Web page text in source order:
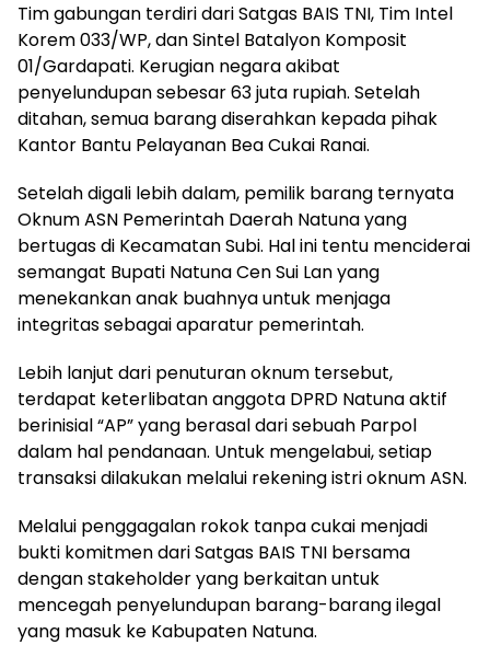
Tim gabungan terdiri dari Satgas BAIS TNI, Tim Intel
Korem 033/WP, dan Sintel Batalyon Komposit
01/Gardapati. Kerugian negara akibat
penyelundupan sebesar 63 juta rupiah. Setelah
ditahan, semua barang diserahkan kepada pihak
Kantor Bantu Pelayanan Bea Cukai Ranai.
Setelah digali lebih dalam, pemilik barang ternyata
Oknum ASN Pemerintah Daerah Natuna yang
bertugas di Kecamatan Subi. Hal ini tentu menciderai
semangat Bupati Natuna Cen Sui Lan yang
menekankan anak buahnya untuk menjaga
integritas sebagai aparatur pemerintah.
Lebih lanjut dari penuturan oknum tersebut,
terdapat keterlibatan anggota DPRD Natuna aktif
berinisial “AP” yang berasal dari sebuah Parpol
dalam hal pendanaan. Untuk mengelabui, setiap
transaksi dilakukan melalui rekening istri oknum ASN.
Melalui penggagalan rokok tanpa cukai menjadi
bukti komitmen dari Satgas BAIS TNI bersama
dengan stakeholder yang berkaitan untuk
mencegah penyelundupan barang-barang ilegal
yang masuk ke Kabupaten Natuna.